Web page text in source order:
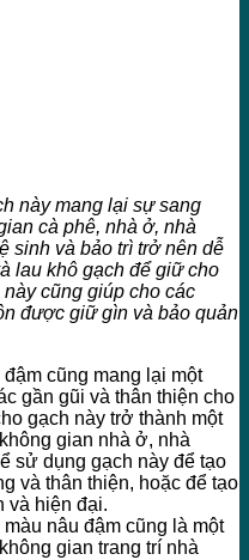
này mang lại sự sang
cà phê, nhà ở, nhà
sinh và bảo trì trở nên dễ
lau khô gạch để giữ cho
cũng giúp cho các
được giữ gìn và bảo quản
cũng mang lại một
gần gũi và thân thiện cho
gạch này trở thành một
gian nhà ở, nhà
sử dụng gạch này để tạo
và thân thiện, hoặc để tạo
và hiện đại.
nâu đậm cũng là một
gian trang trí nhà